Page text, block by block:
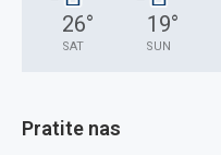
26°
SAT
19°
SUN
Pratite nas